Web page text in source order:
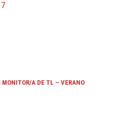
MONITOR/A DE TL – VERANO